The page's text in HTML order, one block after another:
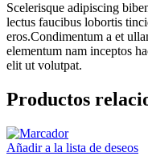
Scelerisque adipiscing
lectus faucibus lobortis
eros.Condimentum a et
elementum nam inceptos
elit ut volutpat.
Productos
Añadir a la lista de deseos